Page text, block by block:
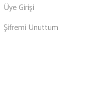
Üye Girişi
Şifremi Unuttum